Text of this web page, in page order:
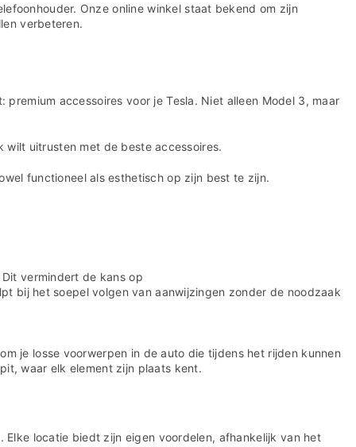
Onze online winkel staat bekend om zijn
verbeteren.
accessoires voor je Tesla. Niet alleen Model 3, maar
wilt uitrusten met de beste accessoires.
functioneel als esthetisch op zijn best te zijn.
vermindert de kans op
bij het soepel volgen van aanwijzingen zonder de noodzaak
je losse voorwerpen in de auto die tijdens het rijden kunnen
waar elk element zijn plaats kent.
locatie biedt zijn eigen voordelen, afhankelijk van het